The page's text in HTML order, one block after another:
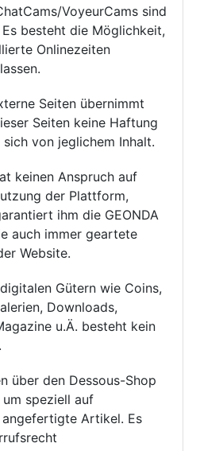
VoyeurCams sind
besteht die Möglichkeit,
Onlinezeiten
Seiten übernimmt
Seiten keine Haftung
von jeglichem Inhalt.
keinen Anspruch auf
der Plattform,
ihm die GEONDA
auch immer geartete
Website.
Gütern wie Coins,
Downloads,
u.Ä. besteht kein
über den Dessous-Shop
speziell auf
angefertigte Artikel. Es